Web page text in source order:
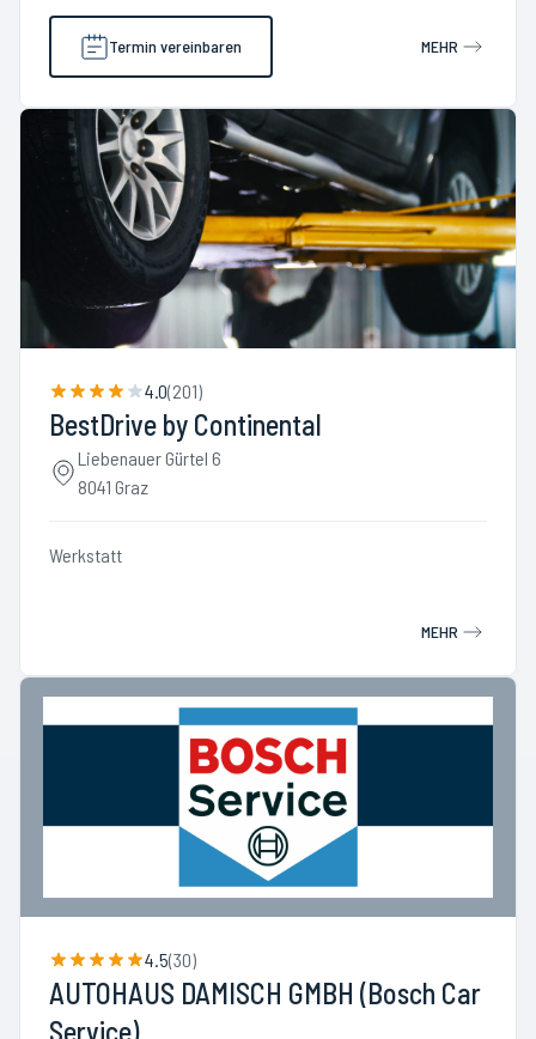
Termin vereinbaren MEHR
4.0(201)
BestDrive by Continental
Liebenauer Gürtel 6
8041 Graz
Werkstatt
MEHR
4.5(30)
AUTOHAUS DAMISCH GMBH (Bosch Car
Service)